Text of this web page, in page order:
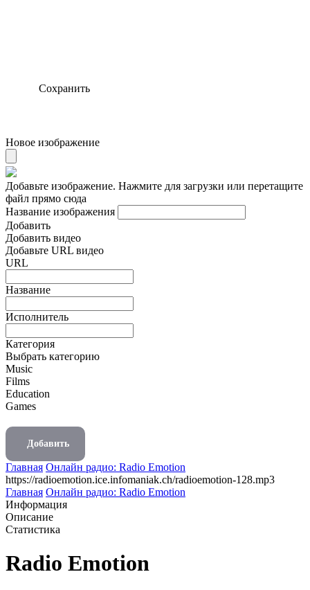
Сохранить
Новое изображение
Добавьте изображение. Нажмите для загрузки или перетащите
файл прямо сюда
Название изображения
Добавить
Добавить видео
Добавьте URL видео
URL
Название
Исполнитель
Категория
Выбрать категорию
Music
Films
Education
Games
Добавить
Главная Онлайн радио: Radio Emotion
https://radioemotion.ice.infomaniak.ch/radioemotion-128.mp3
Главная Онлайн радио: Radio Emotion
Информация
Описание
Статистика
Radio Emotion